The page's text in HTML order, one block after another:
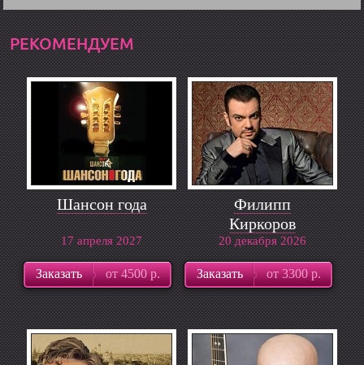
РЕКОМЕНДУЕМ
Шансон года
17 апреля 2027
Заказать от 4500 р.
Филипп
Киркоров
20 декабря 2026
Заказать от 3300 р.